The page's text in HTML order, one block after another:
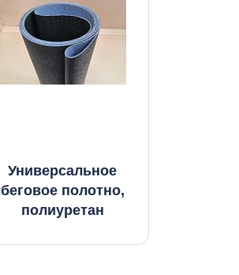
Универсальное
беговое полотно,
полиуретан